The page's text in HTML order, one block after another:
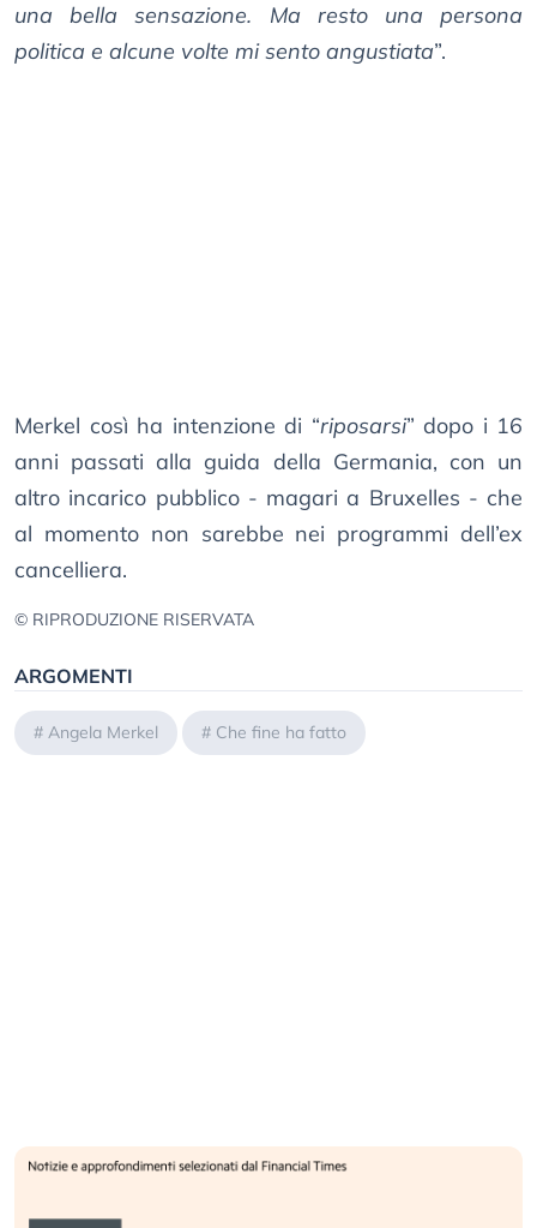
una bella sensazione. Ma resto una persona
politica e alcune volte mi sento angustiata”.
Merkel così ha intenzione di “riposarsi” dopo i 16
anni passati alla guida della Germania, con un
altro incarico pubblico - magari a Bruxelles - che
al momento non sarebbe nei programmi dell’ex
cancelliera.
© RIPRODUZIONE RISERVATA
ARGOMENTI
# Angela Merkel # Che fine ha fatto